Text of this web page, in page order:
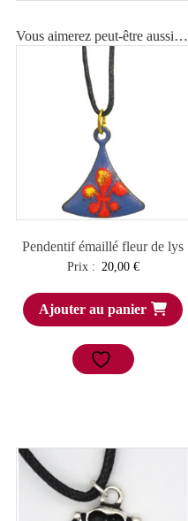
Vous aimerez peut-être aussi…
Pendentif émaillé fleur de lys
Prix : 20,00 €
Ajouter au panier